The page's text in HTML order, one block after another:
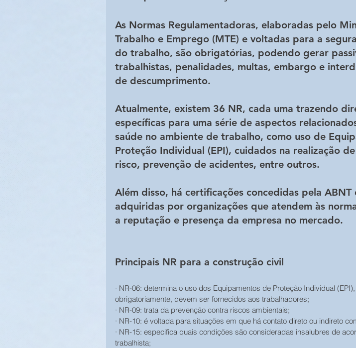
As Normas Regulamentadoras, elaboradas pelo
Trabalho e Emprego (MTE) e voltadas para a
do trabalho, são obrigatórias, podendo gerar
trabalhistas, penalidades, multas, embargo e
de descumprimento.
Atualmente, existem 36 NR, cada uma trazendo
específicas para uma série de aspectos
saúde no ambiente de trabalho, como uso de
Proteção Individual (EPI), cuidados na realização
risco, prevenção de acidentes, entre outros.
Além disso, há certificações concedidas pela
adquiridas por organizações que atendem às
a reputação e presença da empresa no mercado.
Principais NR para a construção civil
· NR-06: determina o uso dos Equipamentos de Proteção Individual
obrigatoriamente, devem ser fornecidos aos trabalhadores;
· NR-09: trata da prevenção contra riscos ambientais;
· NR-10: é voltada para situações em que há contato direto ou indireto
· NR-15: especifica quais condições são consideradas insalubres de
trabalhista;